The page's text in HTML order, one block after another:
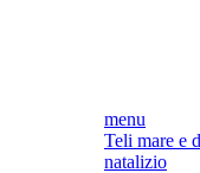
menu
Teli mare e
natalizio